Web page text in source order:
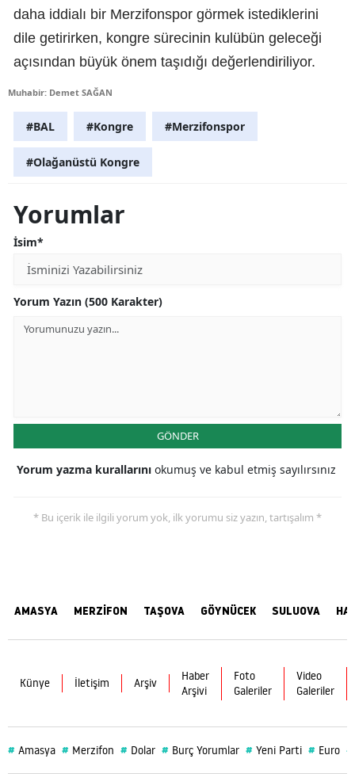
daha iddialı bir Merzifonspor görmek istediklerini
dile getirirken, kongre sürecinin kulübün geleceği
açısından büyük önem taşıdığı değerlendiriliyor.
Muhabir: Demet SAĞAN
#BAL #Kongre #Merzifonspor
#Olağanüstü Kongre
Yorumlar
İsim*
Yorum Yazın (500 Karakter)
GÖNDER
Yorum yazma kurallarını okumuş ve kabul etmiş sayılırsınız
* Bu içerik ile ilgili yorum yok, ilk yorumu siz yazın, tartışalım *
AMASYA MERZİFON TAŞOVA GÖYNÜCEK SULUOVA
Künye İletişim Arşiv
Haber
Arşivi
Foto
Galeriler
Video
Galeriler
# Amasya # Merzifon # Dolar # Burç Yorumlar # Yeni Parti # Euro #